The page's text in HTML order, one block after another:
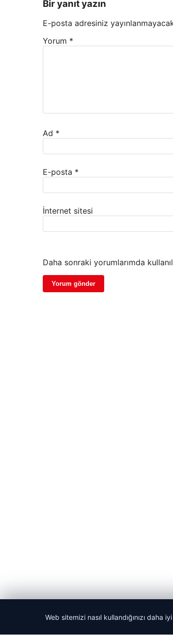
Bir yanıt yazın
E-posta adresiniz
Yorum *
Ad *
E-posta *
İnternet sitesi
Daha sonraki yorumlarımda
Web sitemizi nasıl kullandığınızı